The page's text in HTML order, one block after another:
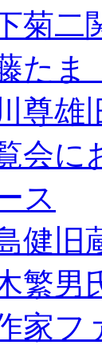
菊二
た
尊雄
会に
ス
健旧
繁男
家フ